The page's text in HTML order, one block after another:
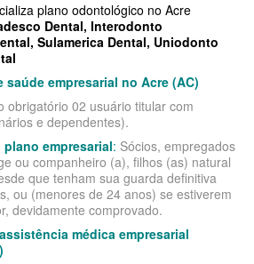
SAÚDE EMPRESARIAL
EMPRESARIAL
EMPRESARIAL
DE SAÚDE EMPRESARIAL
DE SAÚDE EMPRESARIAL
DE SAÚDE EMPRESARIAL
EMPRESARIAL
DE SAÚDE EMPRESARIAL
SAÚDE INDIVIDUAL
INDIVIDUAL
SAÚDE INDIVIDUAL
SAÚDE INDIVIDUAL
INDIVIDUAL
INDIVIDUAL
DE SAÚDE INDIVIDUAL
INDIVIDUAL
plano odontológico no Acre
Dental, Interodonto
, Sulamerica Dental, Uniodonto
saúde empresarial no Acre (AC)
obrigatório 02 usuário titular com
e dependentes).
empresarial: Sócios, empregados
ou companheiro (a), filhos (as) natural
que tenham sua guarda definitiva
ou (menores de 24 anos) se estiverem
devidamente comprovado.
médica empresarial